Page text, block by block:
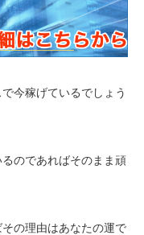
今稼げているでしょう
のであればそのまま頑
の理由はあなたの運で